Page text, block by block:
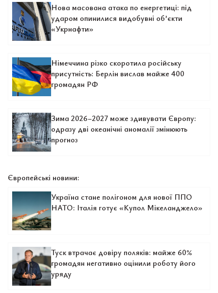
Нова масована атака по енергетиці: під
ударом опинилися видобувні об’єкти
«Укрнафти»
Німеччина різко скоротила російську
присутність: Берлін вислав майже 400
громадян РФ
Зима 2026–2027 може здивувати Європу:
одразу дві океанічні аномалії змінюють
прогноз
Європейські новини:
Україна стане полігоном для нової ППО
НАТО: Італія готує «Купол Мікеланджело»
Туск втрачає довіру поляків: майже 60%
громадян негативно оцінили роботу його
уряду